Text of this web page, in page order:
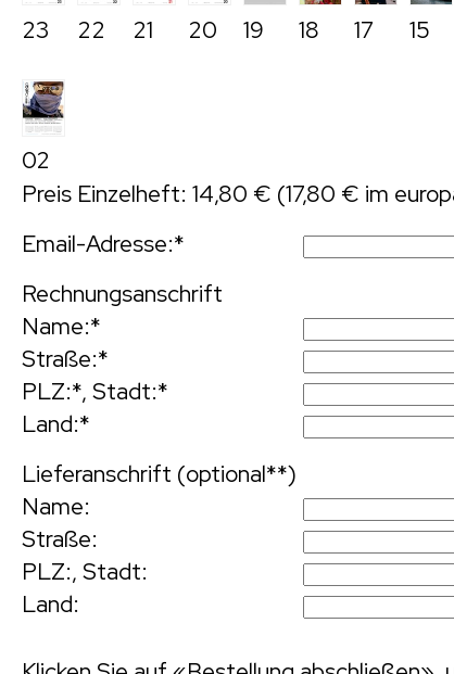
23 22 21 20 19 18 17 15
02
Preis Einzelheft: 14,80 € (17,80 € im
Email-Adresse:*
Rechnungsanschrift
Name:*
Straße:*
PLZ:*, Stadt:*
Land:*
Lieferanschrift (optional**)
Name:
Straße:
PLZ:, Stadt:
Land: